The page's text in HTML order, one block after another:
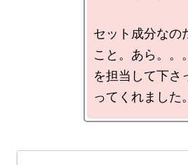
セット成分なの
こと。あら。。
を担当して下さ